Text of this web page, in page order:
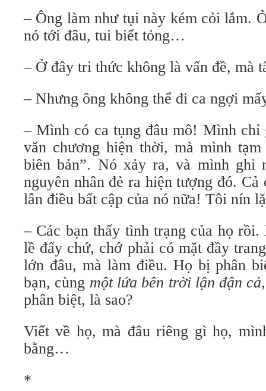
– Ông làm như tụi này kém cỏi lắm.
nó tới đâu, tui biểt tỏng…
– Ở đây tri thức không là vấn đề, mà
– Nhưng ông không thể đi ca ngợi
– Mình có ca tụng đâu mô! Mình chỉ
văn chương hiện thời, mà mình
biên bản”. Nó xảy ra, và mình ghi
nguyên nhân đẻ ra hiện tượng đó.
lẫn điều bất cập của nó nữa! Tôi nín
– Các bạn thấy tình trạng của họ
lề đấy chứ, chớ phải có mặt đầy
lớn đâu, mà làm điều. Họ bị phân
bạn, cùng một lứa bên trời lận đận cả
phân biệt, là sao?
Viết về họ, mà đâu riêng gì họ,
bằng…
*